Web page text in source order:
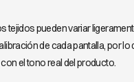
tejidos pueden variar
de cada pantalla, por lo
el tono real del producto.